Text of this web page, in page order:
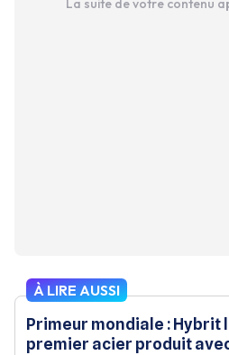
La suite de votre contenu
À LIRE AUSSI
Primeur mondiale : Hybrit
premier acier produit